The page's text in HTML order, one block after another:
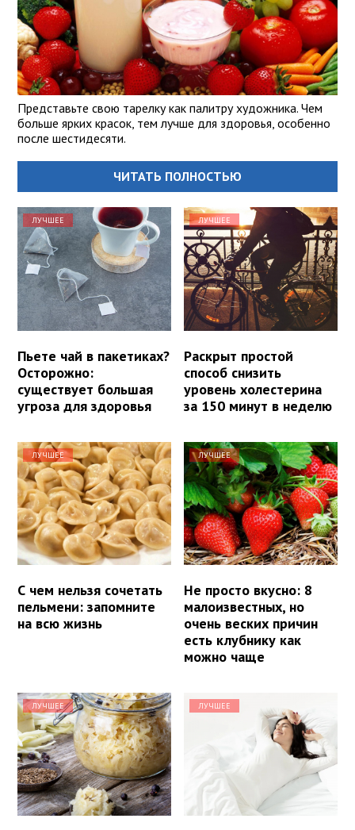
Представьте свою тарелку как палитру художника. Чем
больше ярких красок, тем лучше для здоровья, особенно
после шестидесяти.
ЧИТАТЬ ПОЛНОСТЬЮ
ЛУЧШЕЕ
Пьете чай в пакетиках?
Осторожно:
существует большая
угроза для здоровья
ЛУЧШЕЕ
Раскрыт простой
способ снизить
уровень холестерина
за 150 минут в неделю
ЛУЧШЕЕ
С чем нельзя сочетать
пельмени: запомните
на всю жизнь
ЛУЧШЕЕ
Не просто вкусно: 8
малоизвестных, но
очень веских причин
есть клубнику как
можно чаще
ЛУЧШЕЕ ЛУЧШЕЕ